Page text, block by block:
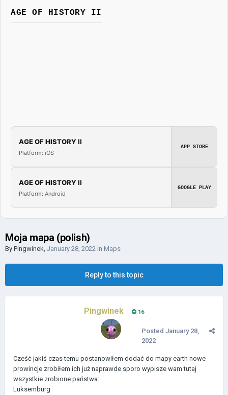
AGE OF HISTORY II
AGE OF HISTORY II
Platform: iOS
APP STORE
AGE OF HISTORY II
Platform: Android
GOOGLE PLAY
Moja mapa (polish)
By Pingwinek, January 28, 2022 in Maps
Reply to this topic
Pingwinek 16
Posted January 28,
2022
Cześć jakiś czas temu postanowiłem dodać do mapy earth nowe
prowincje zrobiłem ich już naprawde sporo wypisze wam tutaj
wszystkie zrobione państwa:
Luksemburg